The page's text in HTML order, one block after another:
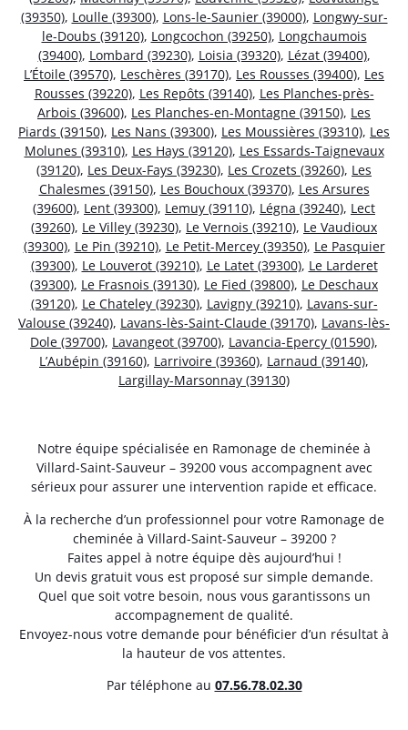
(39350), Loulle (39300), Lons-le-Saunier (39000), Longwy-sur-
le-Doubs (39120), Longcochon (39250), Longchaumois
(39400), Lombard (39230), Loisia (39320), Lézat (39400),
L’Étoile (39570), Leschères (39170), Les Rousses (39400), Les
Rousses (39220), Les Repôts (39140), Les Planches-près-
Arbois (39600), Les Planches-en-Montagne (39150), Les
Piards (39150), Les Nans (39300), Les Moussières (39310), Les
Molunes (39310), Les Hays (39120), Les Essards-Taignevaux
(39120), Les Deux-Fays (39230), Les Crozets (39260), Les
Chalesmes (39150), Les Bouchoux (39370), Les Arsures
(39600), Lent (39300), Lemuy (39110), Légna (39240), Lect
(39260), Le Villey (39230), Le Vernois (39210), Le Vaudioux
(39300), Le Pin (39210), Le Petit-Mercey (39350), Le Pasquier
(39300), Le Louverot (39210), Le Latet (39300), Le Larderet
(39300), Le Frasnois (39130), Le Fied (39800), Le Deschaux
(39120), Le Chateley (39230), Lavigny (39210), Lavans-sur-
Valouse (39240), Lavans-lès-Saint-Claude (39170), Lavans-lès-
Dole (39700), Lavangeot (39700), Lavancia-Epercy (01590),
L’Aubépin (39160), Larrivoire (39360), Larnaud (39140),
Largillay-Marsonnay (39130)
Notre équipe spécialisée en Ramonage de cheminée à
Villard-Saint-Sauveur – 39200 vous accompagnent avec
sérieux pour assurer une intervention rapide et efficace.
À la recherche d’un professionnel pour votre Ramonage de
cheminée à Villard-Saint-Sauveur – 39200 ?
Faites appel à notre équipe dès aujourd’hui !
Un devis gratuit vous est proposé sur simple demande.
Quel que soit votre besoin, nous vous garantissons un
accompagnement de qualité.
Envoyez-nous votre demande pour bénéficier d’un résultat à
la hauteur de vos attentes.
Par téléphone au 07.56.78.02.30